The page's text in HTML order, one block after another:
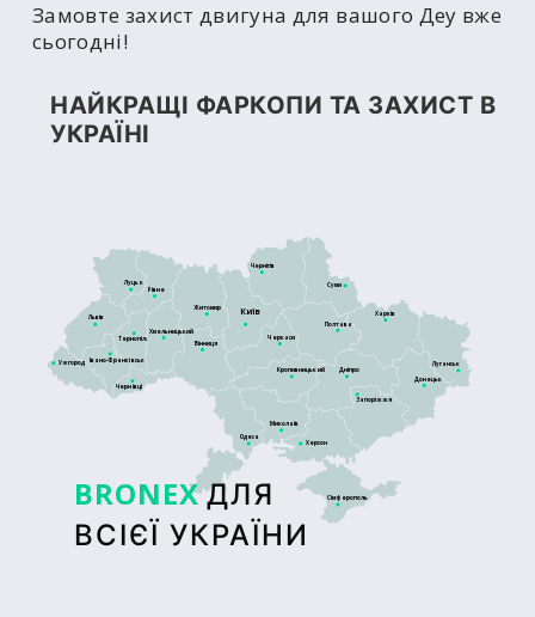
Замовте захист двигуна для вашого Деу вже
сьогодні!
НАЙКРАЩІ ФАРКОПИ ТА ЗАХИСТ В
УКРАЇНІ
BRONEX ДЛЯ
ВСІЄЇ УКРАЇНИ
Сімферополь
Луцьк
Київ
Житомир
Тернопіль
Рівне
Львів
Дніпро
Кропивницький
Харків
Полтава
Черкаси
Суми
Чернігів
Запоріжжя
Херсон
Донецьк
Луганськ
Ужгород
Чернівці
Вінниця
Хмельницький
Івано-Франківськ
Миколаїв
Одеса